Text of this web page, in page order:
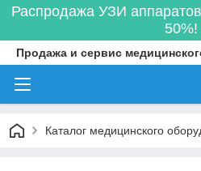
Распродажа УЗИ
50%!
Продажа и сервис
Каталог медицинского